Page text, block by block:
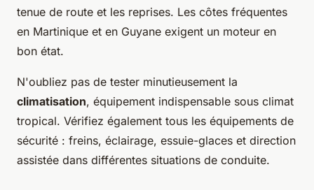
tenue de route et les reprises. Les côtes fréquentes
en Martinique et en Guyane exigent un moteur en
bon état.
N'oubliez pas de tester minutieusement la
climatisation, équipement indispensable sous climat
tropical. Vérifiez également tous les équipements de
sécurité : freins, éclairage, essuie-glaces et direction
assistée dans différentes situations de conduite.